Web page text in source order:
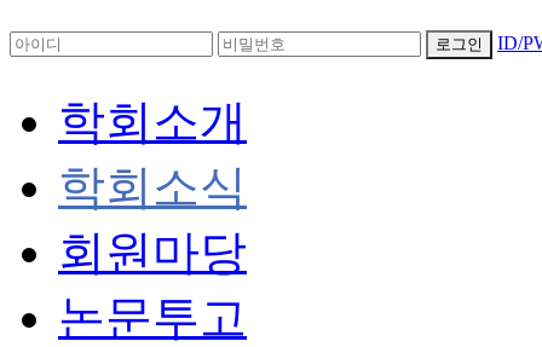
로그인 ID/
학회소개
학회소식
회원마당
논문투고